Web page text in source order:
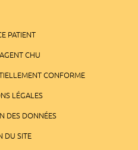
PATIENT
CHU
CONFORME
LÉGALES
DES DONNÉES
DU SITE